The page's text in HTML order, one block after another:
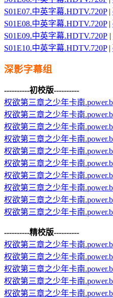
S01E07.中英字幕.HDTV.720P|
S01E08.中英字幕.HDTV.720P|
S01E09.中英字幕.HDTV.720P |
S01E10.中英字幕.HDTV.720P|
深影字幕组
----------初校版----------
权欲第三章之少年卡南
权欲第三章之少年卡南
权欲第三章之少年卡南
权欲第三章之少年卡南
权欲第三章之少年卡南
权欲第三章之少年卡南
权欲第三章之少年卡南
权欲第三章之少年卡南
权欲第三章之少年卡南
权欲第三章之少年卡南
----------精校版----------
权欲第三章之少年卡南
权欲第三章之少年卡南
权欲第三章之少年卡南
权欲第三章之少年卡南
权欲第三章之少年卡南